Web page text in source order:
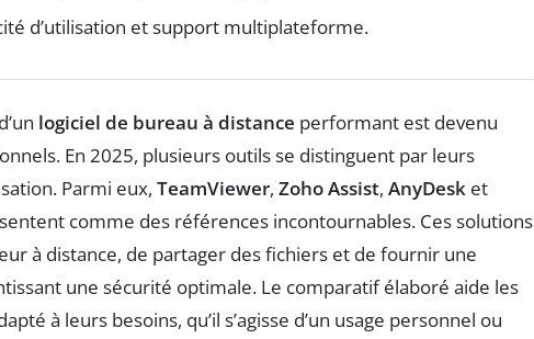
d’utilisation et support multiplateforme.
logiciel de bureau à distance performant est devenu
En 2025, plusieurs outils se distinguent par leurs
Parmi eux, TeamViewer, Zoho Assist, AnyDesk et
comme des références incontournables. Ces solutions
à distance, de partager des fichiers et de fournir une
une sécurité optimale. Le comparatif élaboré aide les
à leurs besoins, qu’il s’agisse d’un usage personnel ou